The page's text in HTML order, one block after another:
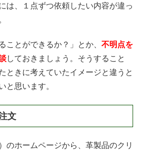
は、１点ずつ依頼したい内容が違っ
ことができるか？」とか、 不明点を
しておきましょう。そうすること
ときに考えていたイメージと違うと
と思います。
文
のホームページから、革製品のクリ